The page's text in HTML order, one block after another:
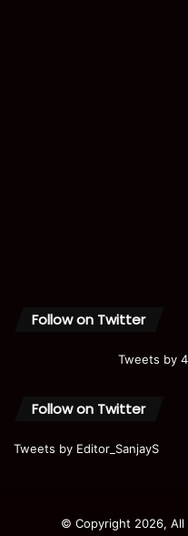
Follow on Twitter
Tweets by
Follow on Twitter
Tweets by Editor_SanjayS
© Copyright 2026, All